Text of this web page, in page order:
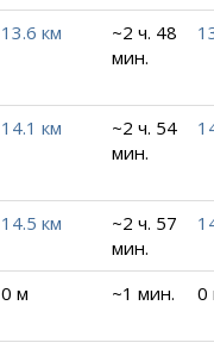
13.6 км
~2 ч. 48
мин.
14.1 км
~2 ч. 54
мин.
14.5 км
~2 ч. 57
мин.
0 м ~1 мин. 0